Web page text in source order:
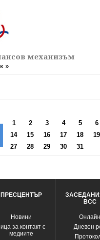
механизъм
»
1 2 3 4 5 6
14
15 16 17 18 19
27
28 29 30 31
ПРЕСЦЕНТЪР
Новини
за контакт с
медиите
ВСС
Oнлайн
Дневен